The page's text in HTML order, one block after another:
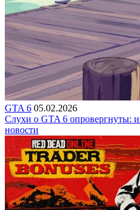
GTA 6 05.02.2026
Слухи о GTA 6 опровергнуты:
новости